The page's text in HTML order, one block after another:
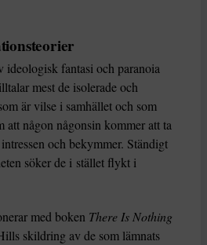
fantasi och paranoia
mest de isolerade och
är vilse i samhället och som
att någon någonsin kommer att ta
och bekymmer. Ständigt
söker de i stället flykt i
med boken There Is Nothing
skildring av de som lämnats